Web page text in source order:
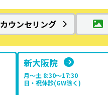
カウンセリング
新大阪院
月～土 8:30〜17:30
日・祝休診(GW除く)